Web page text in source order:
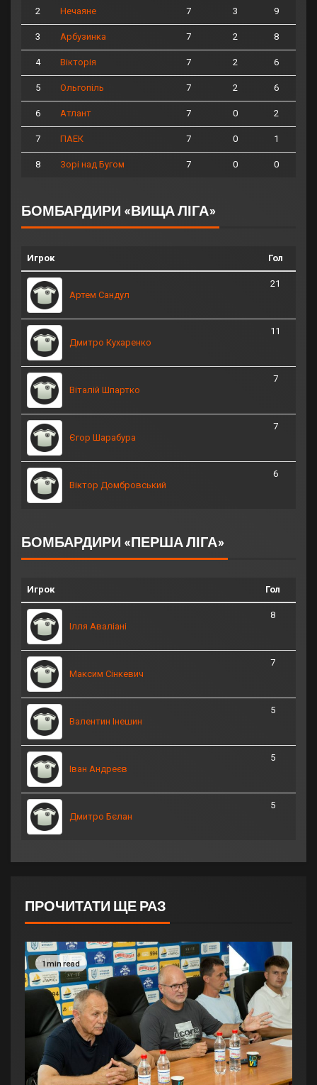
2 Нечаяне 7 3 9
3 Арбузинка 7 2 8
4 Вікторія 7 2 6
5 Ольгопіль 7 2 6
6 Атлант 7 0 2
7 ПАЕК 7 0 1
8 Зорі над Бугом 7 0 0
БОМБАРДИРИ «ВИЩА ЛІГА»
Игрок Гол
Артем Сандул
21
Дмитро Кухаренко
11
Віталій Шпартко
7
Єгор Шарабура
7
Віктор Домбровський
6
БОМБАРДИРИ «ПЕРША ЛІГА»
Игрок Гол
Ілля Аваліані
8
Максим Сінкевич
7
Валентин Інешин
5
Іван Андреєв
5
Дмитро Бєлан
5
ПРОЧИТАТИ ЩЕ РАЗ
1 min read